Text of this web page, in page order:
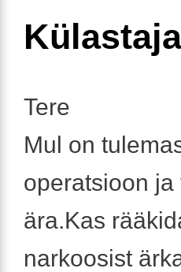
Tere
Mul on
operatsioon
ära.Kas
narkoosist